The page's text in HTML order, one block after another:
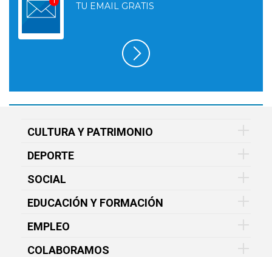
TU EMAIL GRATIS
CULTURA Y PATRIMONIO
DEPORTE
SOCIAL
EDUCACIÓN Y FORMACIÓN
EMPLEO
COLABORAMOS